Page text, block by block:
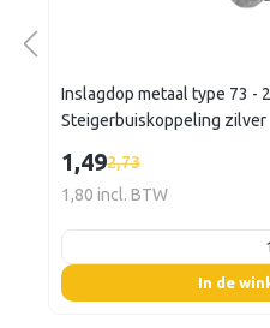
Inslagdop metaal type 73 -
Steigerbuiskoppeling zilver
1,492,73
1,80 incl. BTW
In de